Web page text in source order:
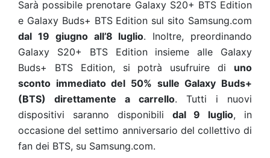
Sarà possibile prenotare Galaxy S20+ BTS Edition
e Galaxy Buds+ BTS Edition sul sito Samsung.com
dal 19 giugno all’8 luglio. Inoltre, preordinando
Galaxy S20+ BTS Edition insieme alle Galaxy
Buds+ BTS Edition, si potrà usufruire di uno
sconto immediato del 50% sulle Galaxy Buds+
(BTS) direttamente a carrello. Tutti i nuovi
dispositivi saranno disponibili dal 9 luglio, in
occasione del settimo anniversario del collettivo di
fan dei BTS, su Samsung.com.